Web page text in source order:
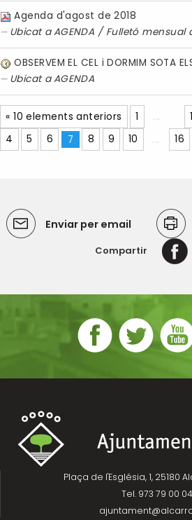
Agenda d'agost de 2018
Ubicat aAGENDA / Fulletó mensual
OBSERVEM EL CEL i DORMIM SOTA
Ubicat aAGENDA
« 10 elements anteriors 1
...
4
5 6 7 8 9 10 ... 16
Enviar per email
Compartir
Plaça de l'Església, 1, 25180
Tel. 973 79 00 04